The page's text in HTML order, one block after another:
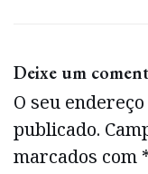
Deixe um
O seu
publicado.
marcados com